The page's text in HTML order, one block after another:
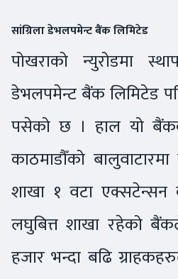
सांग्रिला डेभलपमेन्ट बैंक लिमिटेड
पोखराको न्युरोडमा
डेभलपमेन्ट बैंक लिमिटेड
पसेको छ । हाल यो
काठमाडौँको
शाखा १ वटा एक्सटेन्सन
लघुबित्त शाखा रहेको
हजार भन्दा बढि